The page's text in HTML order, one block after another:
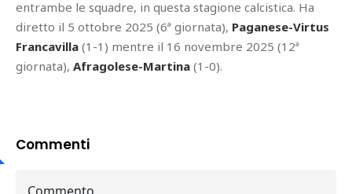
entrambe le squadre, in questa stagione calcistica. Ha
diretto il 5 ottobre 2025 (6ª giornata), Paganese-Virtus
Francavilla (1-1) mentre il 16 novembre 2025 (12ª
giornata), Afragolese-Martina (1-0).
Commenti